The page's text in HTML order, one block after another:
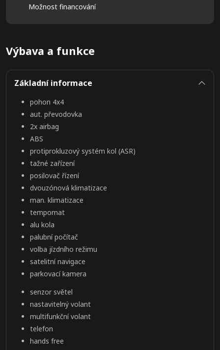
Možnost financování
Výbava a funkce
Základní informace
pohon 4x4
aut. převodovka
2x airbag
ABS
protiprokluzový systém kol (ASR)
tažné zařízení
posilovač řízení
dvouzónová klimatizace
man. klimatizace
tempomat
alu kola
palubní počítač
volba jízdního režimu
satelitní navigace
parkovací kamera
senzor světel
nastavitelný volant
multifunkční volant
telefon
hands free